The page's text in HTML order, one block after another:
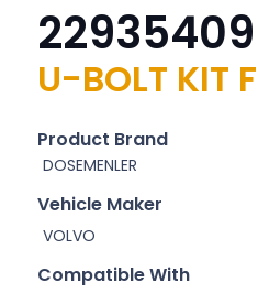
22935409
U-BOLT KIT
Product Brand
DOSEMENLER
Vehicle Maker
VOLVO
Compatible With